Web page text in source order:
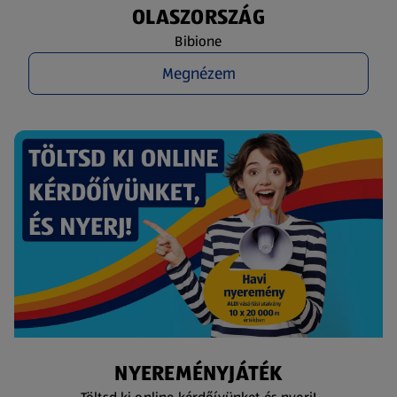
OLASZORSZÁG
Bibione
Megnézem
NYEREMÉNYJÁTÉK